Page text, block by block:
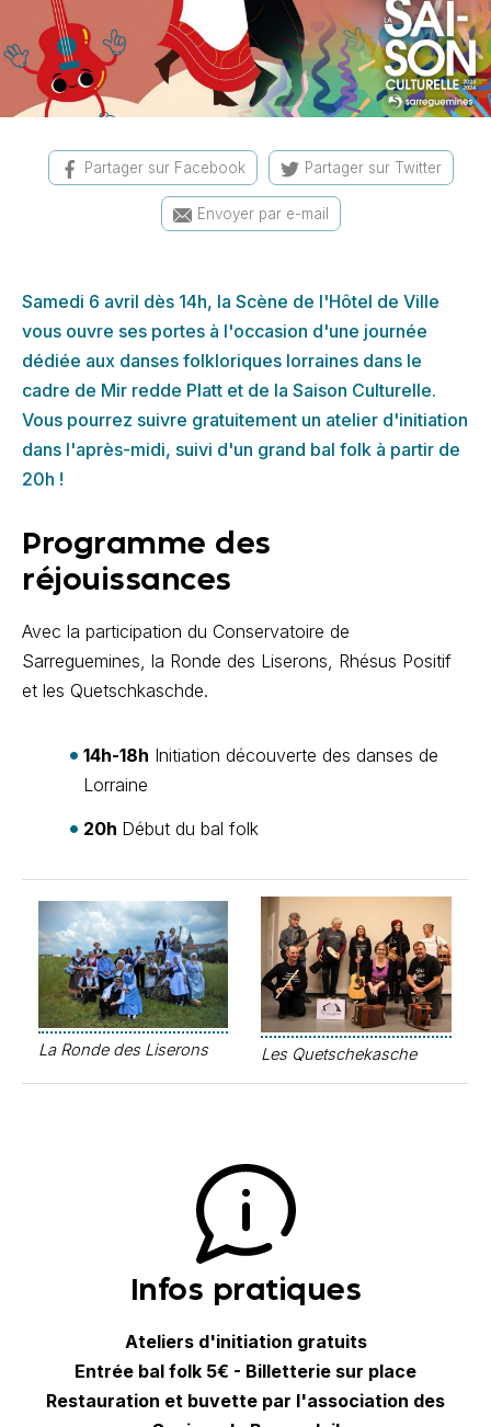
Partager sur Facebook Partager sur Twitter
Envoyer par e-mail
Samedi 6 avril dès 14h, la Scène de l'Hôtel de Ville
vous ouvre ses portes à l'occasion d'une journée
dédiée aux danses folkloriques lorraines dans le
cadre de Mir redde Platt et de la Saison Culturelle.
Vous pourrez suivre gratuitement un atelier d'initiation
dans l'après-midi, suivi d'un grand bal folk à partir de
20h !
Programme des
réjouissances
Avec la participation du Conservatoire de
Sarreguemines, la Ronde des Liserons, Rhésus Positif
et les Quetschkaschde.
14h-18h Initiation découverte des danses de
Lorraine
20h Début du bal folk
La Ronde des Liserons Les Quetschekasche
Infos pratiques
Ateliers d'initiation gratuits
Entrée bal folk 5€ - Billetterie sur place
Restauration et buvette par l'association des